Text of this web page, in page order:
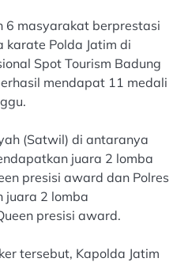
6 masyarakat berprestasi
Polda Jatim di
Spot Tourism Badung
mendapat 11 medali
(Satwil) di antaranya
juara 2 lomba
presisi award dan Polres
juara 2 lomba
presisi award.
tersebut, Kapolda Jatim